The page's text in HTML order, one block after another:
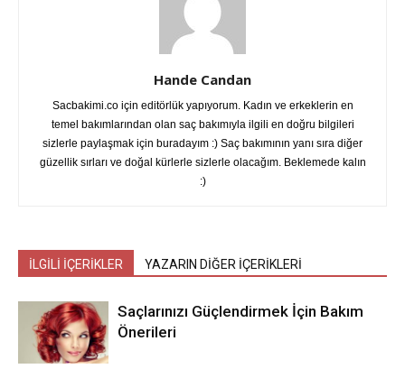
Hande Candan
Sacbakimi.co için editörlük yapıyorum. Kadın ve erkeklerin en
temel bakımlarından olan saç bakımıyla ilgili en doğru bilgileri
sizlerle paylaşmak için buradayım :) Saç bakımının yanı sıra diğer
güzellik sırları ve doğal kürlerle sizlerle olacağım. Beklemede kalın
:)
İLGİLİ İÇERİKLER YAZARIN DİĞER İÇERİKLERİ
Saçlarınızı Güçlendirmek İçin Bakım
Önerileri